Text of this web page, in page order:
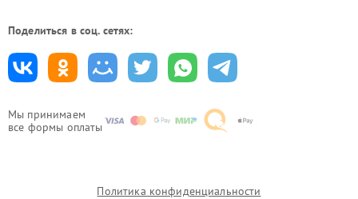
Мы принимаем
все формы оплаты
Поделиться в соц. сетях:
Политика конфиденциальности